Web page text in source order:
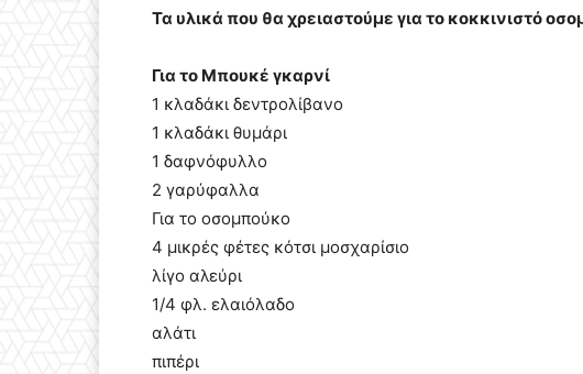
Τα υλικά που θα χρειαστούμε για το κοκκινιστό
Για το Μπουκέ γκαρνί
1 κλαδάκι δεντρολίβανο
1 κλαδάκι θυμάρι
1 δαφνόφυλλο
2 γαρύφαλλα
Για το οσομπούκο
4 μικρές φέτες κότσι μοσχαρίσιο
λίγο αλεύρι
1/4 φλ. ελαιόλαδο
αλάτι
πιπέρι